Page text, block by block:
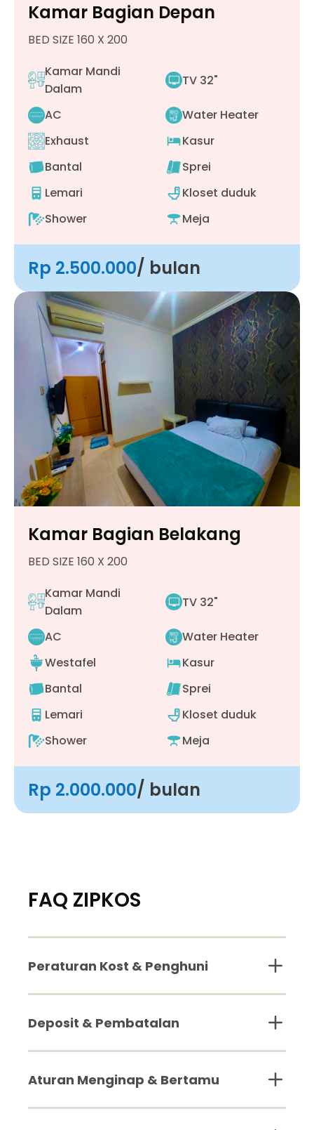
Kamar Bagian Depan
BED SIZE 160 X 200
Kamar Mandi
Dalam
TV 32"
AC
Water Heater
Exhaust
Kasur
Bantal
Sprei
Lemari
Kloset duduk
Shower
Meja
Rp 2.500.000/ bulan
Kamar Bagian Belakang
BED SIZE 160 X 200
Kamar Mandi
Dalam
TV 32"
AC
Water Heater
Westafel
Kasur
Bantal
Sprei
Lemari
Kloset duduk
Shower
Meja
Rp 2.000.000/ bulan
FAQ ZIPKOS
Peraturan Kost & Penghuni
Deposit & Pembatalan
Aturan Menginap & Bertamu